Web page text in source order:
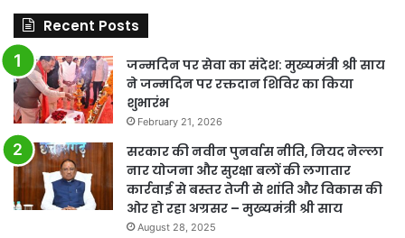
Recent Posts
जन्मदिन पर सेवा का संदेश: मुख्यमंत्री श्री साय
ने जन्मदिन पर रक्तदान शिविर का किया
शुभारंभ
February 21, 2026
सरकार की नवीन पुनर्वास नीति, नियद नेल्ला
नार योजना और सुरक्षा बलों की लगातार
कार्रवाई से बस्तर तेजी से शांति और विकास की
ओर हो रहा अग्रसर – मुख्यमंत्री श्री साय
August 28, 2025